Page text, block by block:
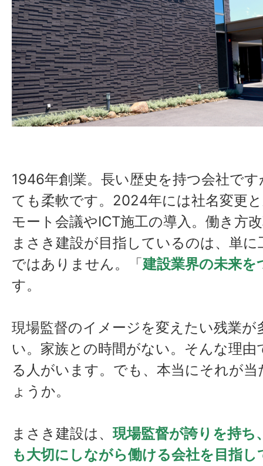
1946年創業。長い歴史を持つ会社で
ても柔軟です。2024年には社名変更
モート会議やICT施工の導入。働き方
まさき建設が目指しているのは、単に
ではありません。「建設業界の未来を
す。
現場監督のイメージを変えたい残業が
い。家族との時間がない。そんな理由
る人がいます。でも、本当にそれが
ょうか。
まさき建設は、 現場監督が誇りを持ち
も大切にしながら働ける会社を目指し